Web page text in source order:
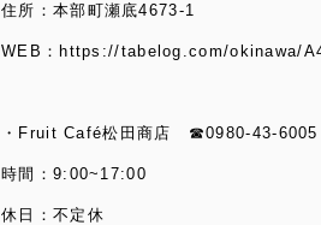
住所：本部町瀬底4673-1
WEB： https://tabelog.com/okinawa/
・Fruit Café松田商店 ☎0980-43-6005
時間：9:00~17:00
休日：不定休